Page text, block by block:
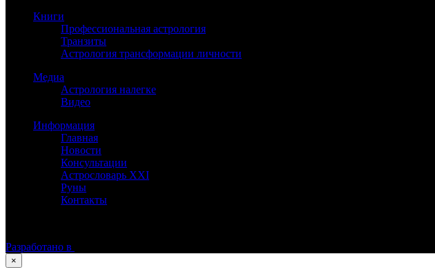
Книги
Профессиональная астрология
Транзиты
Астрология трансформации личности
Медиа
Астрология налегке
Видео
Информация
Главная
Новости
Консультации
Астрословарь XXI
Руны
Контакты
Разработано в
×